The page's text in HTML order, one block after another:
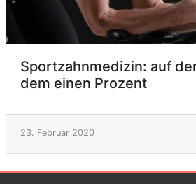
Sportzahnmedizin: auf
dem einen Prozent
23. Februar 2020